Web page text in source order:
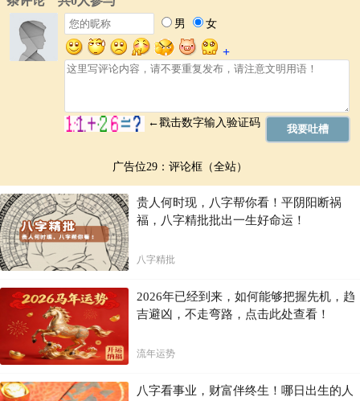
广告位29：评论框（全站）
贵人何时现，八字帮你看！平阴阳断祸
福，八字精批批出一生好命运！
八字精批
2026年已经到来，如何能够把握先机，趋
吉避凶，不走弯路，点击此处查看！
流年运势
八字看事业，财富伴终生！哪日出生的人